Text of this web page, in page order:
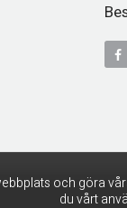
och göra
du vårt